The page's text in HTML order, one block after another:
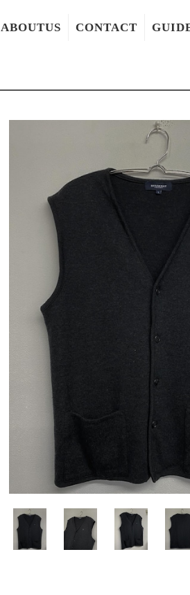
ABOUTUS CONTACT